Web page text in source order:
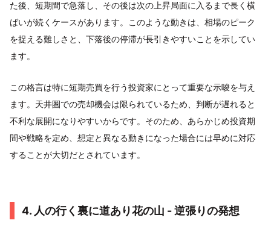
た後、短期間で急落し、その後は次の上昇局面に入るまで長く横
ばいが続くケースがあります。このような動きは、相場のピーク
を捉える難しさと、下落後の停滞が長引きやすいことを示してい
ます。
この格言は特に短期売買を行う投資家にとって重要な示唆を与え
ます。天井圏での売却機会は限られているため、判断が遅れると
不利な展開になりやすいからです。そのため、あらかじめ投資期
間や戦略を定め、想定と異なる動きになった場合には早めに対応
することが大切だとされています。
4. 人の行く裏に道あり花の山 - 逆張りの発想